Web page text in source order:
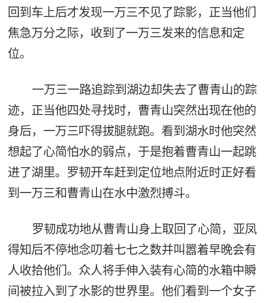
回到车上后才发现一万三不见了踪影，正当他们
焦急万分之际，收到了一万三发来的信息和定
位。
一万三一路追踪到湖边却失去了曹青山的踪
迹，正当他四处寻找时，曹青山突然出现在他的
身后，一万三吓得拔腿就跑。看到湖水时他突然
想起了心简怕水的弱点，于是抱着曹青山一起跳
进了湖里。罗韧开车赶到定位地点附近时正好看
到一万三和曹青山在水中激烈搏斗。
罗韧成功地从曹青山身上取回了心简，亚凤
得知后不停地念叨着七七之数并叫嚣着早晚会有
人收拾他们。众人将手伸入装有心简的水箱中瞬
间被拉入到了水影的世界里。他们看到一个女子